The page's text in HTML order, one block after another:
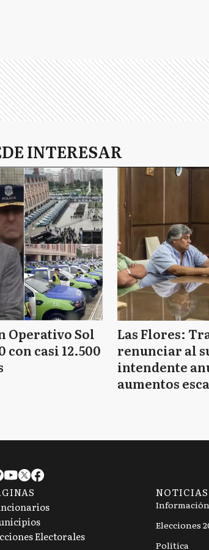
INTERESAR
Operativo Sol
con casi 12.500
Las Flores:
renunciar al
intendente
aumentos
Electorales
NOTICIAS
Elecciones
Política